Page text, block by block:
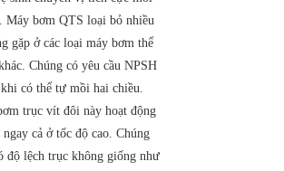
Máy bơm QTS loại bỏ nhiều
gặp ở các loại máy bơm thể
Chúng có yêu cầu NPSH
có thể tự mồi hai chiều.
trục vít đôi này hoạt động
cả ở tốc độ cao. Chúng
độ lệch trục không giống như